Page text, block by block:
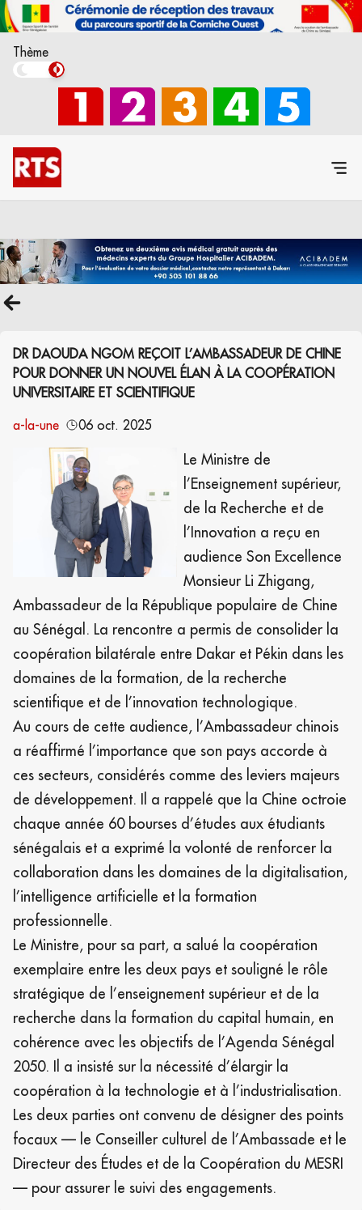
Thème
DR DAOUDA NGOM REÇOIT L’AMBASSADEUR DE CHINE
POUR DONNER UN NOUVEL ÉLAN À LA COOPÉRATION
UNIVERSITAIRE ET SCIENTIFIQUE
a-la-une
06 oct. 2025
Le Ministre de
l’Enseignement supérieur,
de la Recherche et de
l’Innovation a reçu en
audience Son Excellence
Monsieur Li Zhigang,
Ambassadeur de la République populaire de Chine
au Sénégal. La rencontre a permis de consolider la
coopération bilatérale entre Dakar et Pékin dans les
domaines de la formation, de la recherche
scientifique et de l’innovation technologique.
Au cours de cette audience, l’Ambassadeur chinois
a réaffirmé l’importance que son pays accorde à
ces secteurs, considérés comme des leviers majeurs
de développement. Il a rappelé que la Chine octroie
chaque année 60 bourses d’études aux étudiants
sénégalais et a exprimé la volonté de renforcer la
collaboration dans les domaines de la digitalisation,
l’intelligence artificielle et la formation
professionnelle.
Le Ministre, pour sa part, a salué la coopération
exemplaire entre les deux pays et souligné le rôle
stratégique de l’enseignement supérieur et de la
recherche dans la formation du capital humain, en
cohérence avec les objectifs de l’Agenda Sénégal
2050. Il a insisté sur la nécessité d’élargir la
coopération à la technologie et à l’industrialisation.
Les deux parties ont convenu de désigner des points
focaux — le Conseiller culturel de l’Ambassade et le
Directeur des Études et de la Coopération du MESRI
— pour assurer le suivi des engagements.